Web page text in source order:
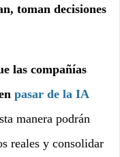
toman decisiones
las compañías
pasar de la IA
manera podrán
reales y consolidar